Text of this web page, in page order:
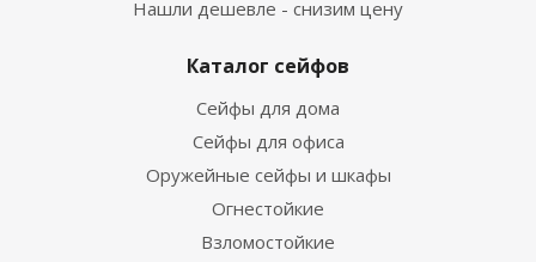
Нашли дешевле - снизим цену
Каталог сейфов
Сейфы для дома
Сейфы для офиса
Оружейные сейфы и шкафы
Огнестойкие
Взломостойкие